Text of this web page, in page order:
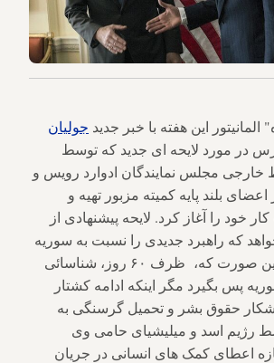
این هفته با خبر جدید جولیان
۱۴ مارس در مورد لایحه ای جدید که توسط
خارجی مجلس نمایندگان ادوارد رویس و
بلند پایه کمیته مزبور تهیه و
خود را آغاز کرد. لایحه پیشنهادی از
که راهبرد جدیدی را نسبت به سوریه
در پیش بگیرد به این صورت که، ظرف ۶۰ روز، شناسائی
پس بگیرد مگر اینکه ادامه کشتار
حقوق بشر و تحمیل گرسنگی به
رژیم اسد و میلیشیای حامی وی
اعطای کمک های انسانی در جریان